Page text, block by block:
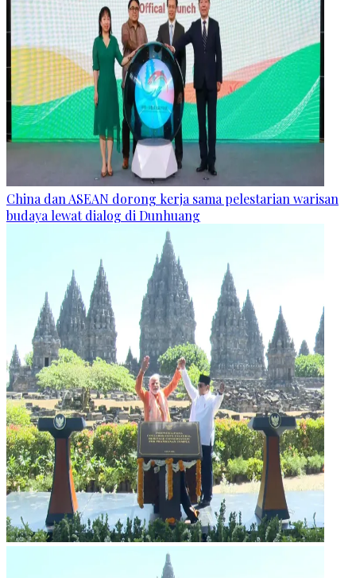
China dan ASEAN dorong kerja sama pelestarian warisan
budaya lewat dialog di Dunhuang